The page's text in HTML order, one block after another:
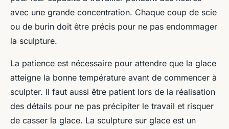
avec une grande concentration. Chaque coup de scie
ou de burin doit être précis pour ne pas endommager
la sculpture.
La patience est nécessaire pour attendre que la glace
atteigne la bonne température avant de commencer à
sculpter. Il faut aussi être patient lors de la réalisation
des détails pour ne pas précipiter le travail et risquer
de casser la glace. La sculpture sur glace est un